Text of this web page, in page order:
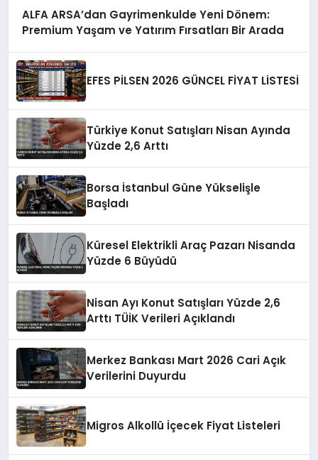
ALFA ARSA’dan Gayrimenkulde Yeni Dönem:
Premium Yaşam ve Yatırım Fırsatları Bir Arada
EFES PİLSEN 2026 GÜNCEL FİYAT LİSTESİ
Türkiye Konut Satışları Nisan Ayında
Yüzde 2,6 Arttı
Borsa İstanbul Güne Yükselişle
Başladı
Küresel Elektrikli Araç Pazarı Nisanda
Yüzde 6 Büyüdü
Nisan Ayı Konut Satışları Yüzde 2,6
Arttı TÜİK Verileri Açıklandı
Merkez Bankası Mart 2026 Cari Açık
Verilerini Duyurdu
Migros Alkollü İçecek Fiyat Listeleri